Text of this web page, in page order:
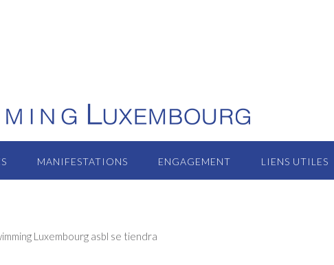
MANIFESTATIONS ENGAGEMENT LIENS UTILES
Luxembourg asbl se tiendra